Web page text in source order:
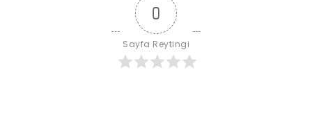
0
Sayfa Reytingi